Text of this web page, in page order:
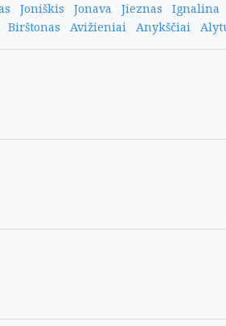
Joniškis Jonava Jieznas
Ignalina
Birštonas Avižieniai Anykščiai